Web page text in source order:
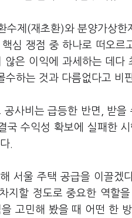
수제(재초환)와 분양가상
심 쟁점 중 하나로 떠오르
않은 이익에 과세하는 데
하는 것과 다름없다고 비
사비는 급등한 반면, 받
국 수익성 확보에 실패한
.
서울 주택 공급을 이끌겠
지할 정도로 중요한 역할
고민해 봤을 때 어떤 한